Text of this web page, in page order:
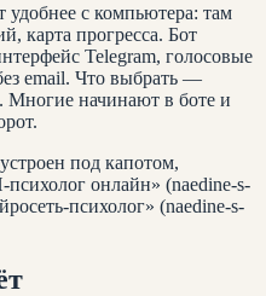
удобнее с компьютера: там
карта прогресса. Бот
Telegram, голосовые
email. Что выбрать —
Многие начинают в боте и
под капотом,
онлайн» (naedine-s-
психолог» (naedine-s-